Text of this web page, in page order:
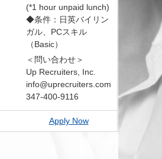
(*1 hour unpaid lunch)
◆条件：日英バイリン
ガル、PCスキル
（Basic）
＜問い合わせ＞
Up Recruiters, Inc.
info@uprecruiters.com
347-400-9116
Apply Now